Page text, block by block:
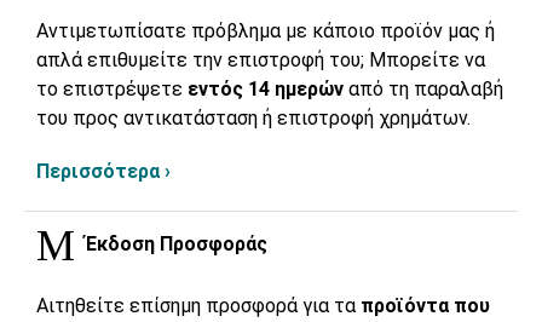
Αντιμετωπίσατε πρόβλημα με κάποιο προϊόν μας ή
απλά επιθυμείτε την επιστροφή του; Μπορείτε να
το επιστρέψετε εντός 14 ημερών από τη παραλαβή
του προς αντικατάσταση ή επιστροφή χρημάτων.
Περισσότερα ›
Έκδοση Προσφοράς
Αιτηθείτε επίσημη προσφορά για τα προϊόντα που